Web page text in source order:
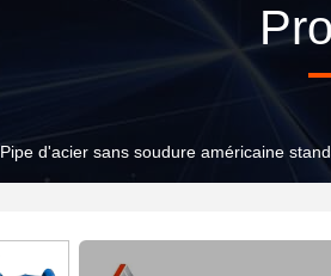
Pipe d'acier sans soudure américaine